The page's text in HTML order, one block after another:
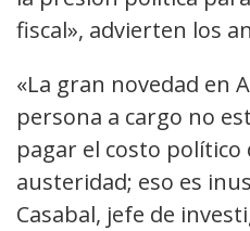
fiscal», advierten los
«La gran novedad en
persona a cargo no
pagar el costo político
austeridad; eso es
Casabal, jefe de